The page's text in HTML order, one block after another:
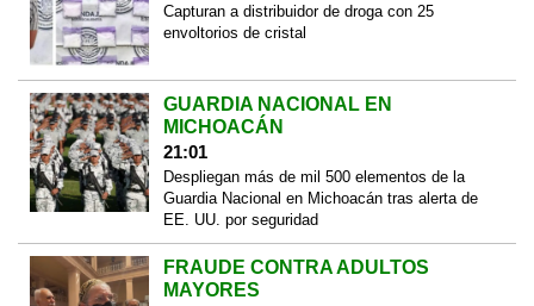
Capturan a distribuidor de droga con 25
envoltorios de cristal
GUARDIA NACIONAL EN
MICHOACÁN
21:01
Despliegan más de mil 500 elementos de la
Guardia Nacional en Michoacán tras alerta de
EE. UU. por seguridad
FRAUDE CONTRA ADULTOS
MAYORES